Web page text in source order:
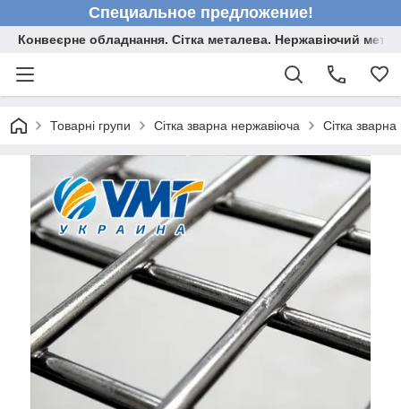
Специальное предложение!
Конвеєрне обладнання. Сітка металева. Нержавіючий
Товарні групи Сітка зварна нержавіюча Сітка